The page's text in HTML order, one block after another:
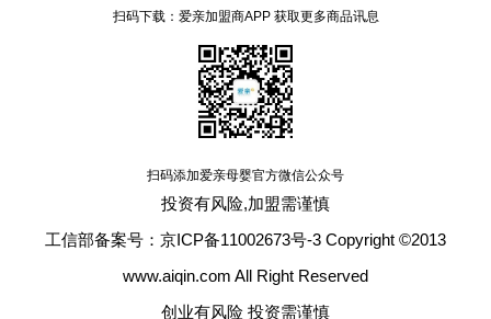
扫码下载：爱亲加盟商APP 获取更多商品讯息
扫码添加爱亲母婴官方微信公众号
投资有风险,加盟需谨慎
工信部备案号：京ICP备11002673号-3 Copyright ©2013
www.aiqin.com All Right Reserved
创业有风险 投资需谨慎